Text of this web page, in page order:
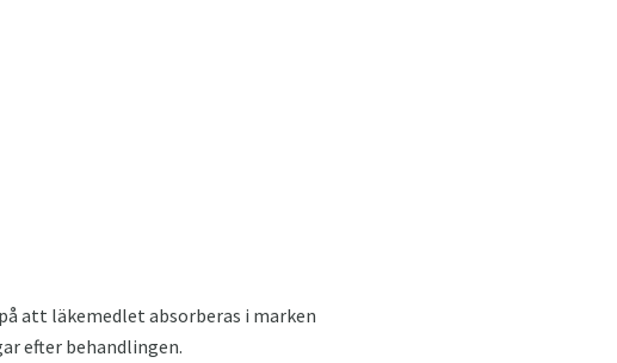
att läkemedlet absorberas i marken
efter behandlingen.